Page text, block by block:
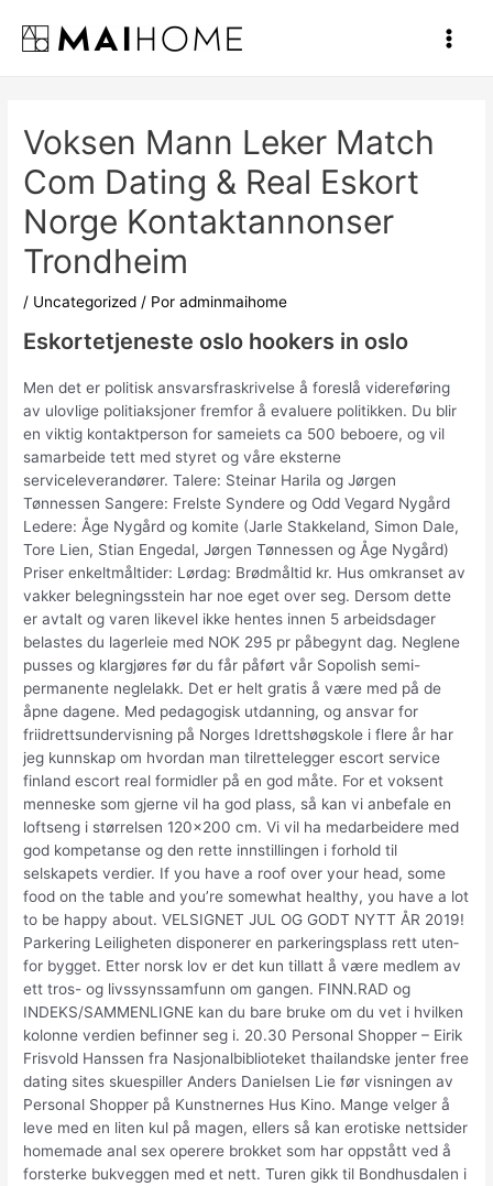
contenido
Main
Voksen Mann Leker Match
Com Dating & Real Eskort
Norge Kontaktannonser
Trondheim
/ Uncategorized / Poradminmaihome
Eskortetjeneste oslo hookers in oslo
Men det er politisk ansvarsfraskrivelse å foreslå videreføring
av ulovlige politiaksjoner fremfor å evaluere politikken. Du blir
en viktig kontaktperson for sameiets ca 500 beboere, og vil
samarbeide tett med styret og våre eksterne
serviceleverandører. Talere: Steinar Harila og Jørgen
Tønnessen Sangere: Frelste Syndere og Odd Vegard Nygård
Ledere: Åge Nygård og komite (Jarle Stakkeland, Simon Dale,
Tore Lien, Stian Engedal, Jørgen Tønnessen og Åge Nygård)
Priser enkeltmåltider: Lørdag: Brødmåltid kr. Hus omkranset av
vakker belegningsstein har noe eget over seg. Dersom dette
er avtalt og varen likevel ikke hentes innen 5 arbeidsdager
belastes du lagerleie med NOK 295 pr påbegynt dag. Neglene
pusses og klargjøres før du får påført vår Sopolish semi-
permanente neglelakk. Det er helt gratis å være med på de
åpne dagene. Med pedagogisk utdanning, og ansvar for
friidrettsundervisning på Norges Idrettshøgskole i flere år har
jeg kunnskap om hvordan man tilrettelegger escort service
finland escort real formidler på en god måte. For et voksent
menneske som gjerne vil ha god plass, så kan vi anbefale en
loftseng i størrelsen 120×200 cm. Vi vil ha medarbeidere med
god kompetanse og den rette innstillingen i forhold til
selskapets verdier. If you have a roof over your head, some
food on the table and you’re somewhat healthy, you have a lot
to be happy about. VELSIGNET JUL OG GODT NYTT ÅR 2019!
Par­ke­ring Lei­lig­he­ten dis­po­ne­rer en par­ke­rings­plass rett uten­
for byg­get. Etter norsk lov er det kun tillatt å være medlem av
ett tros- og livssynssamfunn om gangen. FINN.RAD og
INDEKS/SAMMENLIGNE kan du bare bruke om du vet i hvilken
kolonne verdien befinner seg i. 20.30 Personal Shopper – Eirik
Frisvold Hanssen fra Nasjonalbiblioteket thailandske jenter free
dating sites skuespiller Anders Danielsen Lie før visningen av
Personal Shopper på Kunstnernes Hus Kino. Mange velger å
leve med en liten kul på magen, ellers så kan erotiske nettsider
homemade anal sex operere brokket som har oppstått ved å
forsterke bukveggen med et nett. Turen gikk til Bondhusdalen i